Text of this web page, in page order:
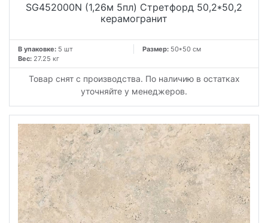
SG452000N (1,26м 5пл) Стретфорд 50,2*50,2
керамогранит
В упаковке: 5 шт Размер: 50*50 см
Вес: 27.25 кг
Товар снят с производства. По наличию в остатках
уточняйте у менеджеров.